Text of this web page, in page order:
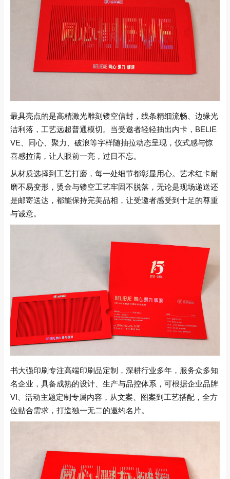
最具亮点的是高精激光雕刻镂空信封，线条精细流畅、边缘光
洁利落，工艺远超普通模切。当受邀者轻轻抽出内卡，BELIE
VE、同心、聚力、破浪等字样随抽拉动态呈现，仪式感与惊
喜感拉满，让人眼前一亮，过目不忘。
从材质选择到工艺打磨，每一处细节都彰显用心。艺术红卡耐
磨不易变形，烫金与镂空工艺牢固不脱落，无论是现场递送还
是邮寄送达，都能保持完美品相，让受邀者感受到十足的尊重
与诚意。
书大强印刷专注高端印刷品定制，深耕行业多年，服务众多知
名企业，具备成熟的设计、生产与品控体系，可根据企业品牌
VI、活动主题定制专属内容，从文案、图案到工艺搭配，全方
位贴合需求，打造独一无二的邀约名片。